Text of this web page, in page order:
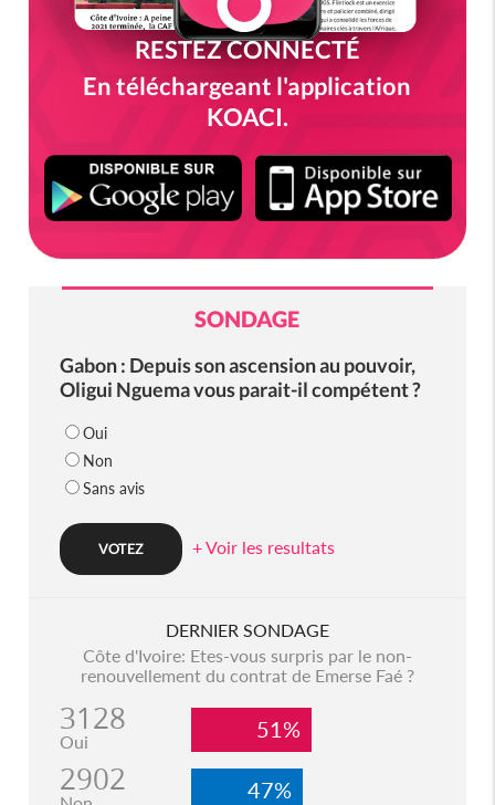
RESTEZ CONNECTÉ
En téléchargeant l'application
KOACI.
SONDAGE
Gabon : Depuis son ascension au pouvoir,
Oligui Nguema vous parait-il compétent ?
Oui
Non
Sans avis
+ Voir les resultats
DERNIER SONDAGE
Côte d'Ivoire: Etes-vous surpris par le non-
renouvellement du contrat de Emerse Faé ?
3128
Oui 51%
2902 47%